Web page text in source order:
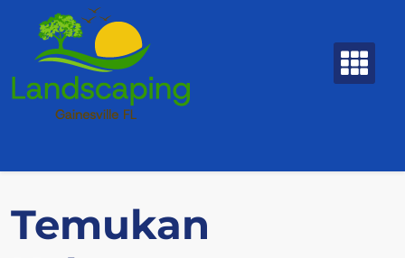
content
Temukan